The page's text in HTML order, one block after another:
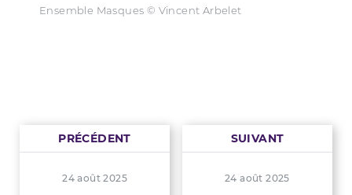
Ensemble Masques © Vincent Arbelet
PRÉCÉDENT
24 août 2025
SUIVANT
24 août 2025